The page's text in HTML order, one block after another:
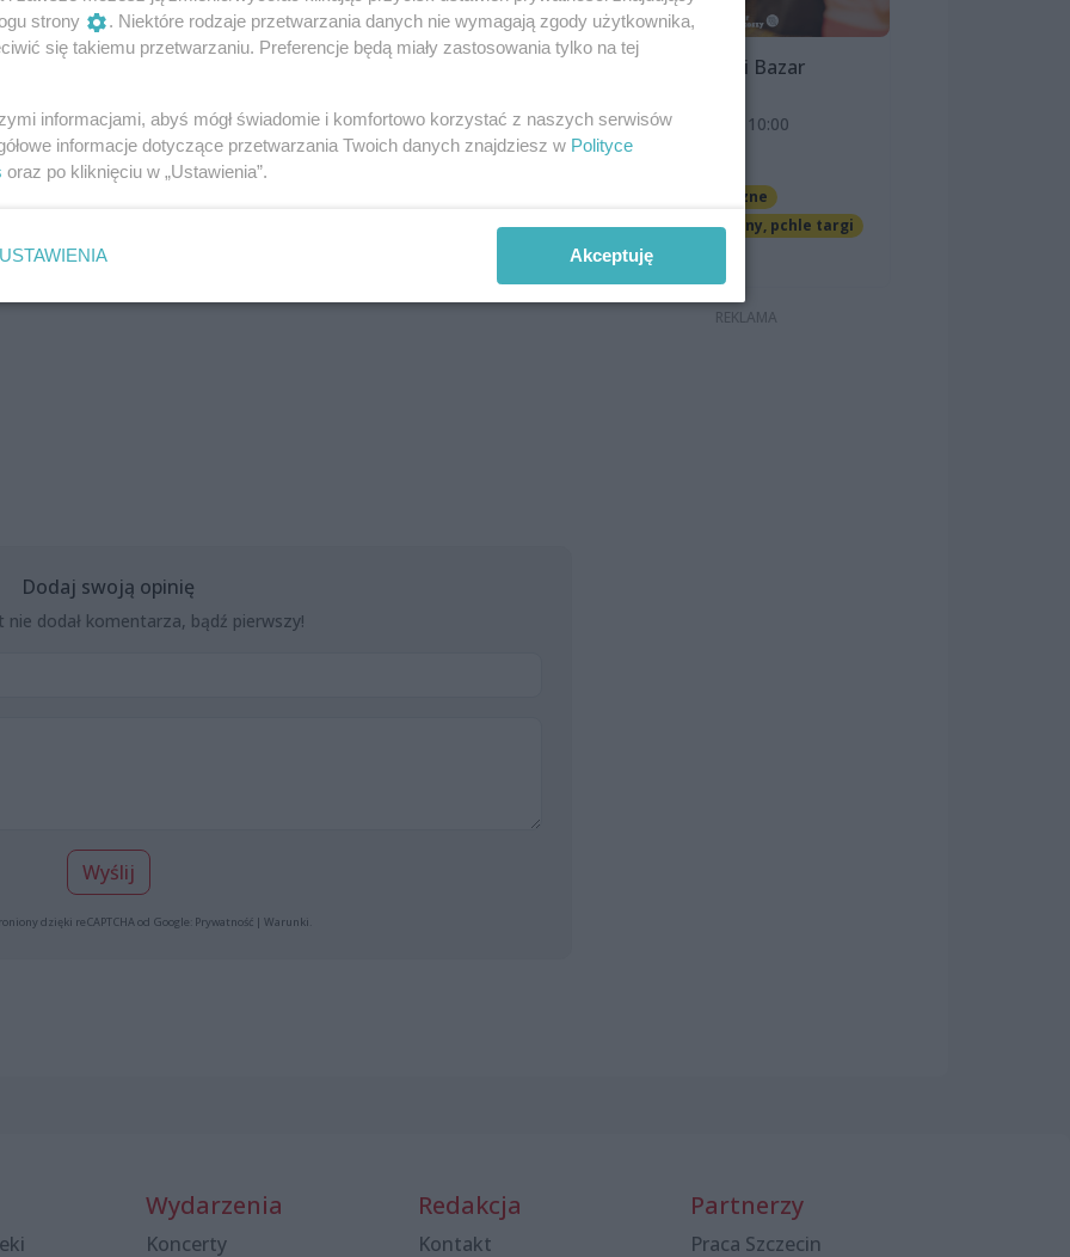
Kasia Majewska, Grażyna Nieciecka-Puchalik, Mirek
Dodaj swoją opinię
nie dodał komentarza, bądź pierwszy!
Wyślij
dzięki reCAPTCHA od Google: Prywatność| Warunki
Szczeciński Bazar
9 sierpnia 2026, 10:00
OFF Marina
Imprezy cykliczne
Jarmarki, festyny, pchle targi
Darmowe
Wydarzenia
Koncerty
Redakcja
Kontakt
Partnerzy
Praca Szczecin
strony
. Niektóre rodzaje przetwarzania danych nie wymagają zgody użytkownika,
się takiemu przetwarzaniu. Preferencje będą miały zastosowania tylko na tej
informacjami, abyś mógł świadomie i komfortowo korzystać z naszych serwisów
informacje dotyczące przetwarzania Twoich danych znajdziesz w Polityce
oraz po kliknięciu w „Ustawienia”.
USTAWIENIA Akceptuję